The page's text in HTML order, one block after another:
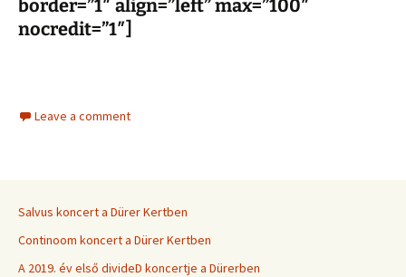
border=”1″ align=”left” max=”100″
nocredit=”1″]
Leave a comment
Salvus koncert a Dürer Kertben
Continoom koncert a Dürer Kertben
A 2019. év első divideD koncertje a Dürerben